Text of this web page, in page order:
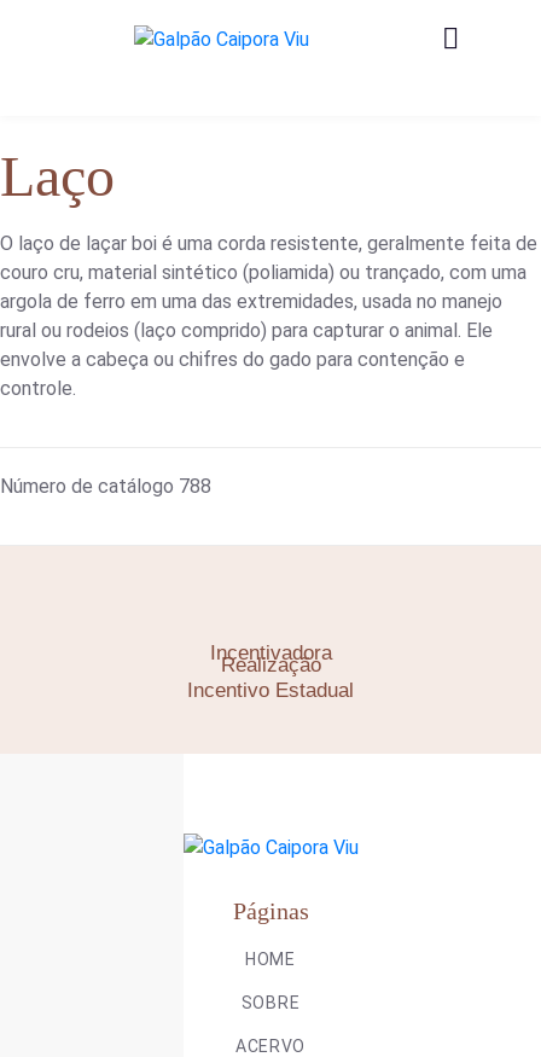
Laço
O laço de laçar boi é uma corda resistente, geralmente feita de
couro cru, material sintético (poliamida) ou trançado, com uma
argola de ferro em uma das extremidades, usada no manejo
rural ou rodeios (laço comprido) para capturar o animal. Ele
envolve a cabeça ou chifres do gado para contenção e
controle.
Número de catálogo 788
Realização
Incentivadora
Incentivo Estadual
Páginas
HOME
SOBRE
ACERVO